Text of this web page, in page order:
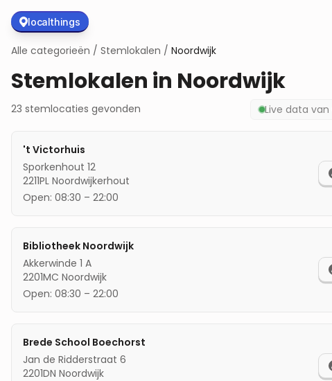
localthings
Alle categorieën / Stemlokalen / Noordwijk
Stemlokalen in Noordwijk
23 stemlocaties gevonden Live data van
't Victorhuis
Sporkenhout 12
2211PL Noordwijkerhout
Open: 08:30 – 22:00
Bibliotheek Noordwijk
Akkerwinde 1 A
2201MC Noordwijk
Open: 08:30 – 22:00
Brede School Boechorst
Jan de Ridderstraat 6
2201DN Noordwijk